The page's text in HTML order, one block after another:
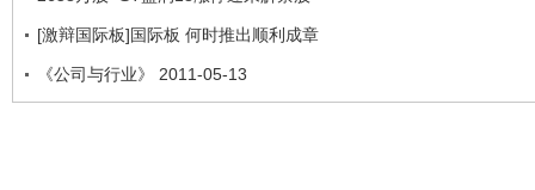
[激辩国际板]国际板 何时推出顺利成章
《公司与行业》 2011-05-13